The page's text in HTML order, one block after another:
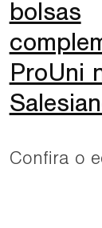
bolsas
ProUni
Confira o